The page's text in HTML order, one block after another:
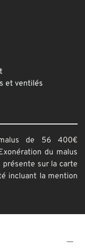
et ventilés
de 56 400€
du malus
sur la carte
incluant la mention